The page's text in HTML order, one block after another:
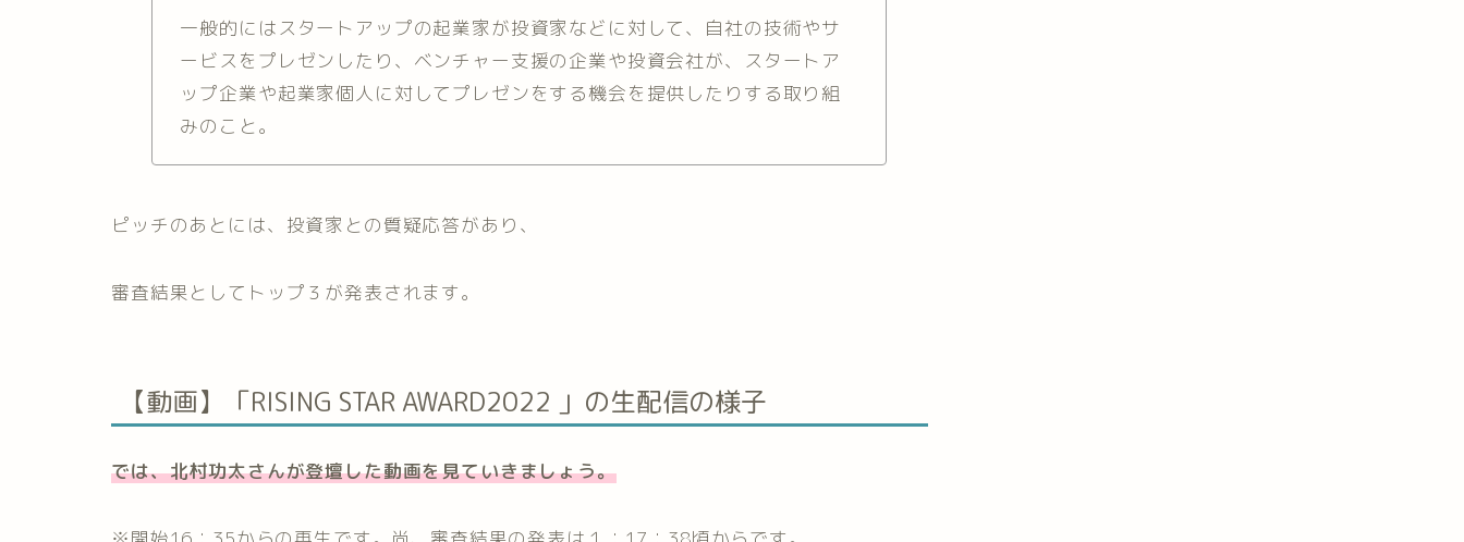
一般的にはスタートアップの起業家が投資家などに対して、自社の技術やサ
ービスをプレゼンしたり、ベンチャー支援の企業や投資会社が、スタートア
ップ企業や起業家個人に対してプレゼンをする機会を提供したりする取り組
みのこと。
ピッチのあとには、投資家との質疑応答があり、
審査結果としてトップ３が発表されます。
【動画】 「RISING STAR AWARD2022 」の生配信の様子
では、北村功太さんが登壇した動画を見ていきましょう。